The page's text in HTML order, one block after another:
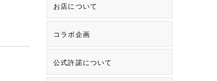
お店について
コラボ企画
公式許諾について